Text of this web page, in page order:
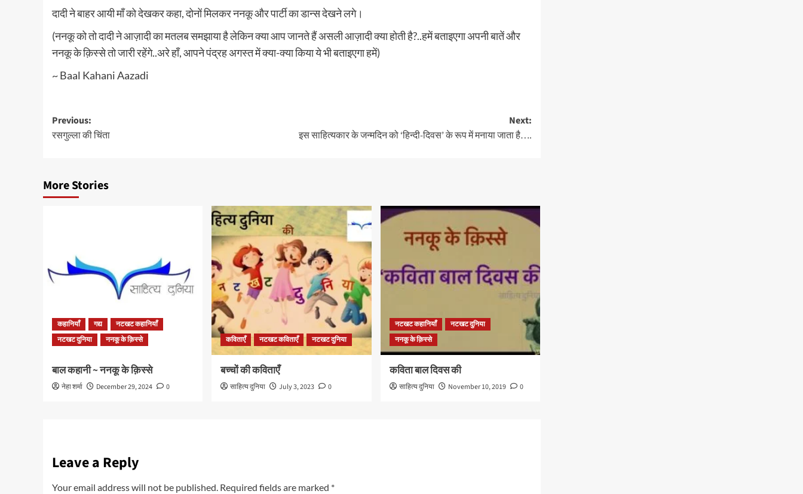
दादी ने बाहर आयी माँ को देखकर कहा, दोनों मिलकर ननकू और पार्टी का डान्स देखने लगे।
(ननकू को तो दादी ने आज़ादी का मतलब समझाया है लेकिन क्या आप जानते हैं असली आज़ादी क्या होती है?..हमें बताइएगा अपनी बातें और
ननकू के क़िस्से तो जारी रहेंगे..अरे हाँ, आपने पंद्रह अगस्त में क्या-क्या किया ये भी बताइएगा हमें)
~ Baal Kahani Aazadi
Post
navigation
Previous:
रसगुल्ला की चिंता
Next:
इस साहित्यकार के जन्मदिन को ‘हिन्दी-दिवस’ के रूप में मनाया जाता है….
More Stories
कहानियाँ गद्य
नटखट कहानियाँ
नटखट दुनिया
ननकू के क़िस्से
बाल कहानी ~ ननकू के क़िस्से
नेहा शर्मा December 29, 2024 0
कविताएँ नटखट कविताएँ नटखट दुनिया
बच्चों की कविताएँ
साहित्य दुनिया July 3, 2023 0
नटखट कहानियाँ
नटखट दुनिया
ननकू के क़िस्से
कविता बाल दिवस की
साहित्य दुनिया November 10, 2019 0
Leave a Reply
Your email address will not be published. Required fields are marked *